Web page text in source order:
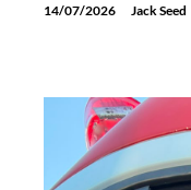
14/07/2026 Jack Seed